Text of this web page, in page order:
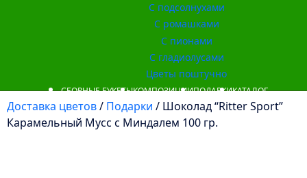
С подсолнухами
С ромашками
С пионами
С гладиолусами
Цветы поштучно
СБОРНЫЕ БУКЕТЫКОМПОЗИЦИИПОДАРКИКАТАЛОГ
Доставка цветов/ Подарки / Шоколад “Ritter Sport”
Карамельный Мусс с Миндалем 100 гр.